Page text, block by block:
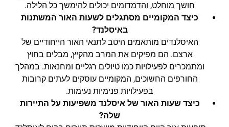
חושך מוחלט, והדמדומים יכולים להימשך כל הלילה.
כיצד המקומיים מסתגלים לשעות האור המשתנות
באיסלנד?
האיסלנדים מותאמים היטב לתנאי האור הייחודיים של
ארצם. הם מפיקים את המרב מהקיץ, מבלים בחוץ
ומתמכרים לפעילויות כמו טיולים רגליים ומחנאות. במהלך
החורפים החשוכים, המקומיים עוסקים לעתים קרובות
בפעילויות פנימיות נעימות.
כיצד שעות האור של איסלנד משפיעות על התיירות
שלה?